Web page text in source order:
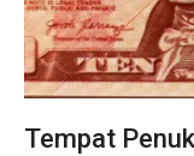
Tempat